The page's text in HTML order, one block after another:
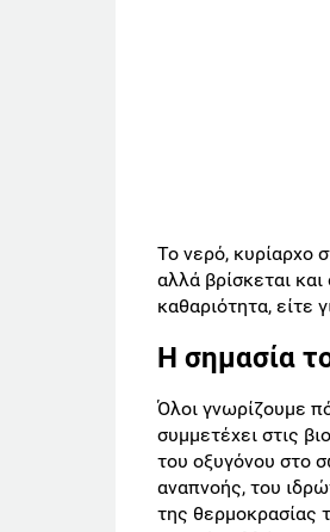
Το νερό, κυρίαρχο
αλλά βρίσκεται
καθαριότητα, είτε
Η σημασία
Όλοι γνωρίζουμε
συμμετέχει στις
του οξυγόνου στο
αναπνοής, του
της θερμοκρασίας